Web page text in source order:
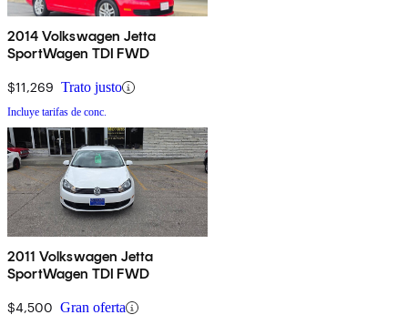
2014 Volkswagen Jetta
SportWagen TDI FWD
$11,269 Trato justo
Incluye tarifas de conc.
2011 Volkswagen Jetta
SportWagen TDI FWD
$4,500 Gran oferta